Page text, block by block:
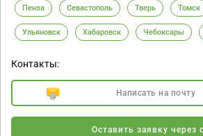
Пенза Севастополь Тверь Томск
Ульяновск Хабаровск Чебоксары
Контакты:
Написать на почту
Оставить заявку через